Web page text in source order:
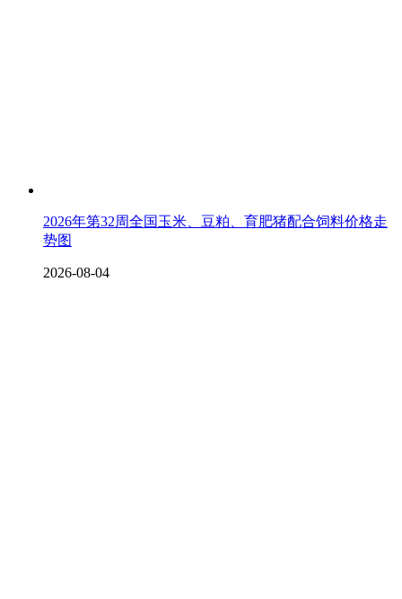
2026年第32周全国玉米、豆粕、育肥猪配合饲料价格走
势图
2026-08-04